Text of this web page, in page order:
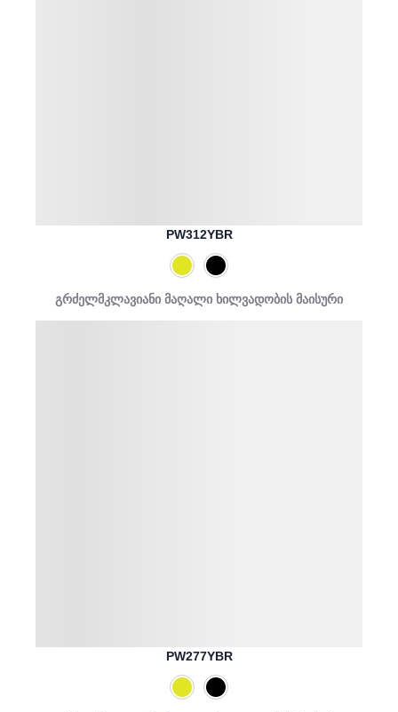
PW312YBR
გრძელმკლავიანი მაღალი ხილვადობის მაისური
PW277YBR